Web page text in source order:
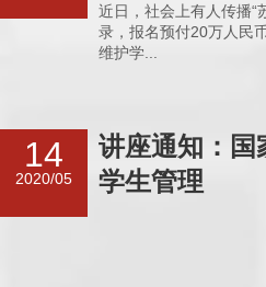
近日，社会上有人传播“
录，报名预付20万人民
维护学...
14
2020/05
讲座通知：国
学生管理